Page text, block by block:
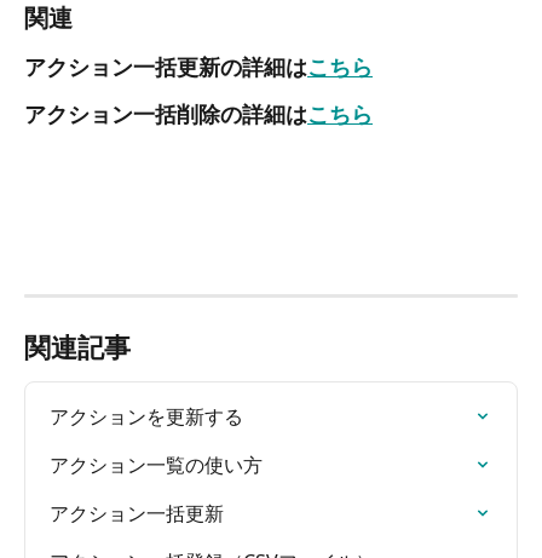
関連
アクション一括更新の詳細はこちら
アクション一括削除の詳細はこちら
関連記事
アクションを更新する
アクション一覧の使い方
アクション一括更新